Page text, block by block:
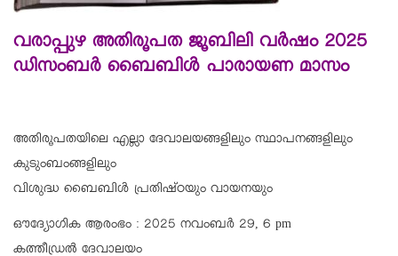
വരാപ്പുഴ അതിരൂപത ജൂബിലി വര്‍ഷം 2025
ഡിസംബര്‍ ബൈബിള്‍ പാരായണ മാസം
അതിരൂപതയിലെ എല്ലാ ദേവാലയങ്ങളിലും സ്ഥാപനങ്ങളിലും
കുടുംബംങ്ങളിലും
വിശുദ്ധ ബൈബിള്‍ പ്രതിഷ്ഠയും വായനയും
ഔദ്യോഗിക ആരംഭം : 2025 നവംബര്‍ 29, 6 pm
കത്തീഡ്രല്‍ ദേവാലയം